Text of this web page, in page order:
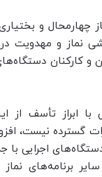
چهارمحال و
و مهدویت در
کارکنان
ابراز تأسف از
گسترده نیست،
اجرایی با
برنامه‌های